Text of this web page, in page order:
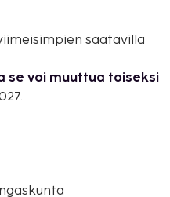
saatavilla
se voi muuttua toiseksi